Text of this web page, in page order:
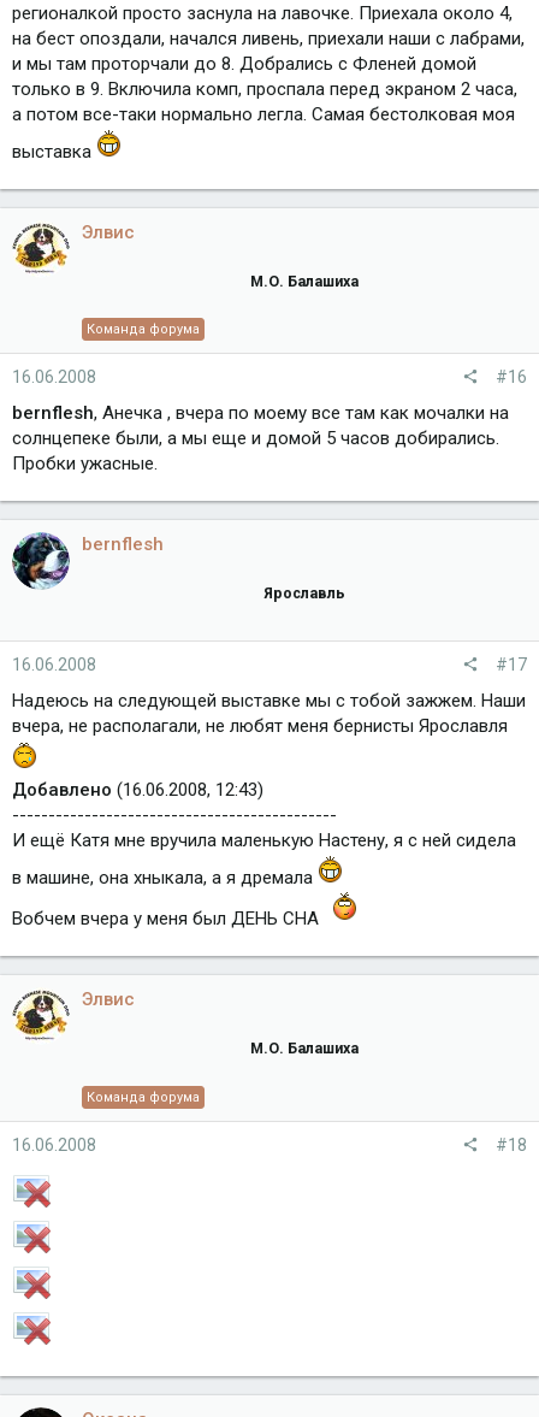
регионалкой просто заснула на лавочке. Приехала около 4,
на бест опоздали, начался ливень, приехали наши с лабрами,
и мы там проторчали до 8. Добрались с Фленей домой
только в 9. Включила комп, проспала перед экраном 2 часа,
а потом все-таки нормально легла. Самая бестолковая моя
выставка
Элвис
М.О. Балашиха
Команда форума
16.06.2008 #16
bernflesh, Анечка , вчера по моему все там как мочалки на
солнцепеке были, а мы еще и домой 5 часов добирались.
Пробки ужасные.
bernflesh
Ярославль
16.06.2008 #17
Надеюсь на следующей выставке мы с тобой зажжем. Наши
вчера, не располагали, не любят меня бернисты Ярославля
Добавлено (16.06.2008, 12:43)
---------------------------------------------
И ещё Катя мне вручила маленькую Настену, я с ней сидела
в машине, она хныкала, а я дремала
Вобчем вчера у меня был ДЕНЬ СНА
Элвис
М.О. Балашиха
Команда форума
16.06.2008 #18